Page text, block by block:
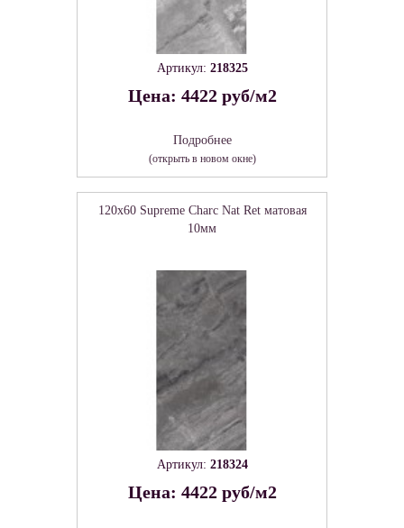
Артикул: 218325
Цена: 4422 руб/м2
Подробнее
(открыть в новом окне)
120x60 Supreme Charc Nat Ret матовая
10мм
Артикул: 218324
Цена: 4422 руб/м2